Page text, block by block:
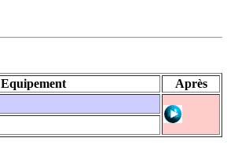
Equipement Après